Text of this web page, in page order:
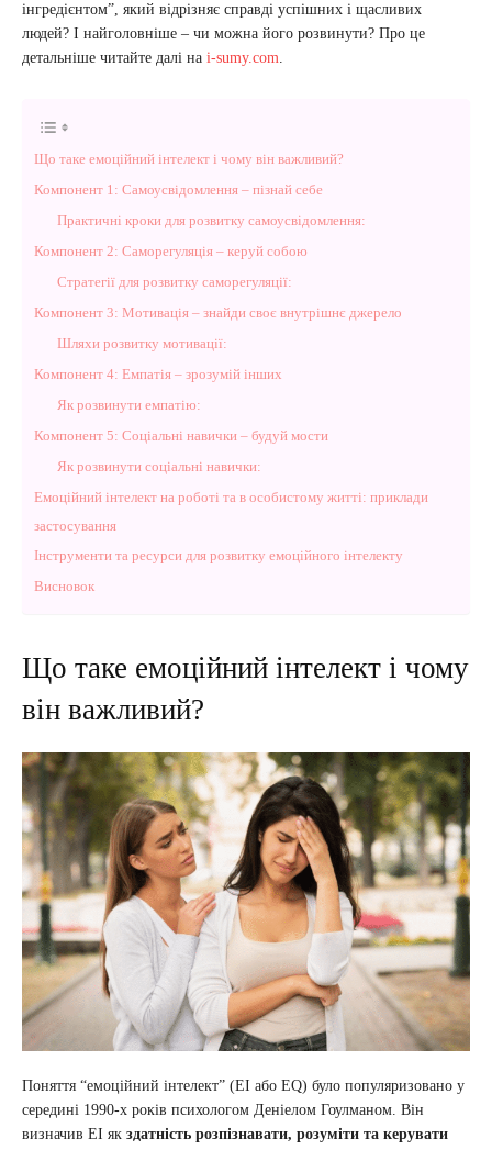
інгредієнтом”, який відрізняє справді успішних і щасливих
людей? І найголовніше – чи можна його розвинути? Про це
детальніше читайте далі на i-sumy.com.
Що таке емоційний інтелект і чому він важливий?
Компонент 1: Самоусвідомлення – пізнай себе
Практичні кроки для розвитку самоусвідомлення:
Компонент 2: Саморегуляція – керуй собою
Стратегії для розвитку саморегуляції:
Компонент 3: Мотивація – знайди своє внутрішнє джерело
Шляхи розвитку мотивації:
Компонент 4: Емпатія – зрозумій інших
Як розвинути емпатію:
Компонент 5: Соціальні навички – будуй мости
Як розвинути соціальні навички:
Емоційний інтелект на роботі та в особистому житті: приклади
застосування
Інструменти та ресурси для розвитку емоційного інтелекту
Висновок
Що таке емоційний інтелект і чому
він важливий?
Поняття “емоційний інтелект” (ЕІ або EQ) було популяризовано у
середині 1990-х років психологом Деніелом Гоулманом. Він
визначив ЕІ як здатність розпізнавати, розуміти та керувати